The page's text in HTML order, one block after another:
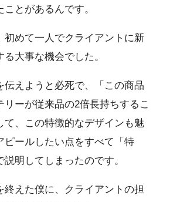
とがあるんです。
初めて一人でクライアントに新
大事な機会でした。
伝えようと必死で、「この商品
リーが従来品の2倍長持ちするこ
て、この特徴的なデザインも魅
ピールしたい点をすべて「特
明してしまったのです。
終えた僕に、クライアントの担